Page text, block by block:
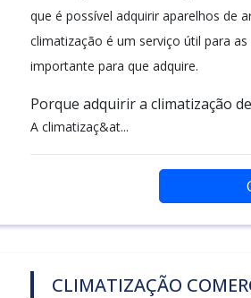
que é possível adquirir aparelhos de
climatização é um serviço útil para
importante para que adquire.
Porque adquirir a climatização
A climatizaç&at...
CLIMATIZAÇÃO